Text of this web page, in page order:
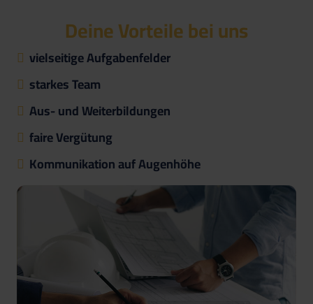
Deine Vorteile bei uns
vielseitige Aufgabenfelder
starkes Team
Aus- und Weiterbildungen
faire Vergütung
Kommunikation auf Augenhöhe